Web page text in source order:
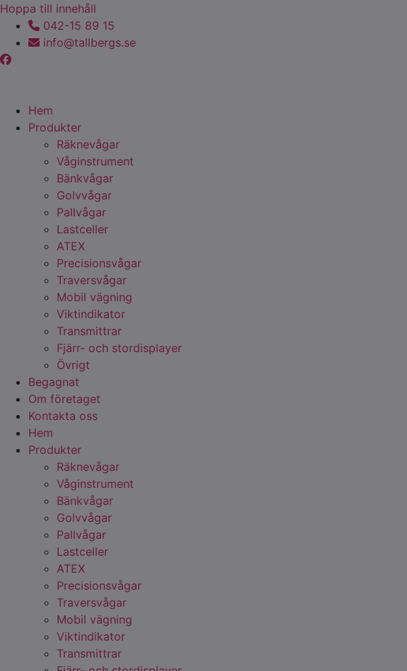
Hoppa till innehåll
042-15 89 15
info@tallbergs.se
Hem
Produkter
Räknevågar
Våginstrument
Bänkvågar
Golvvågar
Pallvågar
Lastceller
ATEX
Precisionsvågar
Traversvågar
Mobil vägning
Viktindikator
Transmittrar
Fjärr- och stordisplayer
Övrigt
Begagnat
Om företaget
Kontakta oss
Hem
Produkter
Räknevågar
Våginstrument
Bänkvågar
Golvvågar
Pallvågar
Lastceller
ATEX
Precisionsvågar
Traversvågar
Mobil vägning
Viktindikator
Transmittrar